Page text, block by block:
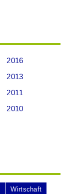
2016
2013
2011
2010
Wirtschaft